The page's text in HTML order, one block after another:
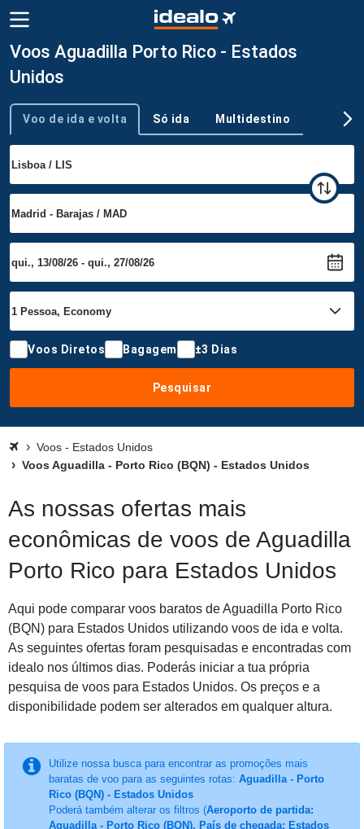
Voos Aguadilla Porto Rico - Estados
Unidos
Tipo de viagem
Voo de ida e volta Só ida Multidestino
Voos Diretos Bagagem ±3 Dias
Pesquisar
Voos - Estados Unidos
Voos Aguadilla - Porto Rico (BQN) - Estados Unidos
As nossas ofertas mais
econômicas de voos de Aguadilla
Porto Rico para Estados Unidos
Aqui pode comparar voos baratos de Aguadilla Porto Rico
(BQN) para Estados Unidos utilizando voos de ida e volta.
As seguintes ofertas foram pesquisadas e encontradas com
idealo nos últimos dias. Poderás iniciar a tua própria
pesquisa de voos para Estados Unidos. Os preços e a
disponibilidade podem ser alterados em qualquer altura.
Utilize nossa busca para encontrar as promoções mais
baratas de voo para as seguintes rotas: Aguadilla - Porto
Rico (BQN) - Estados Unidos
Poderá também alterar os filtros (Aeroporto de partida:
Aguadilla - Porto Rico (BQN), País de chegada: Estados